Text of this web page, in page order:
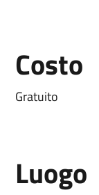
Costo
Gratuito
Luogo